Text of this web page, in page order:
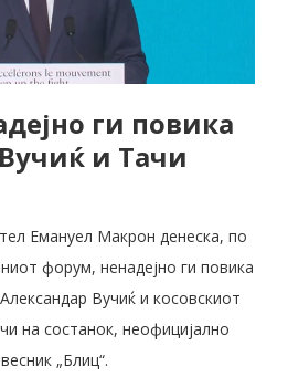
ги повика
и Тачи
Емануел Макрон денеска, по
форум, ненадејно ги повика
Вучиќ и косовскиот
на состанок, неофицијално
„Блиц“.